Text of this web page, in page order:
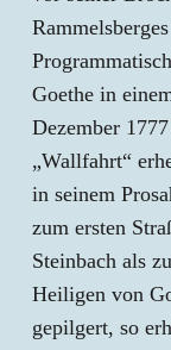
Goethe in
Dezember
„Wallfahrt“
in seinem
zum ersten
Steinbach als
Heiligen von
gepilgert, so